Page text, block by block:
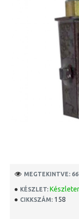
KÉSZLET:
CIKKSZÁM: 158
MEGTEKINTVE: